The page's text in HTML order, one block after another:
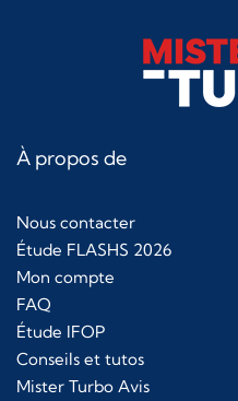
À propos de
Nous contacter
Étude FLASHS 2026
Mon compte
FAQ
Étude IFOP
Conseils et tutos
Mister Turbo Avis